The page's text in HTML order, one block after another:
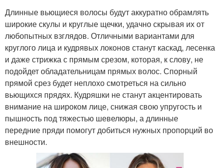
Длинные вьющиеся волосы будут аккуратно обрамлять
широкие скулы и круглые щечки, удачно скрывая их от
любопытных взглядов. Отличными вариантами для
круглого лица и кудрявых локонов станут каскад, лесенка
и даже стрижка с прямым срезом, которая, к слову, не
подойдет обладательницам прямых волос. Спорный
прямой срез будет неплохо смотреться на сильно
вьющихся прядях. Кудряшки не станут акцентировать
внимание на широком лице, снижая свою упругость и
пышность под тяжестью шевелюры, а длинные
передние пряди помогут добиться нужных пропорций во
внешности.